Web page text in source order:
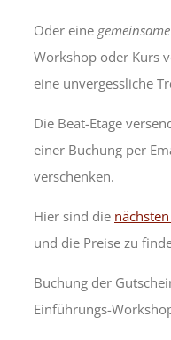
Oder eine gemeinsame
Workshop oder Kurs
eine unvergessliche
Die Beat-Etage
einer Buchung per
verschenken.
Hier sind die
und die Preise zu
Buchung der
Einführungs-